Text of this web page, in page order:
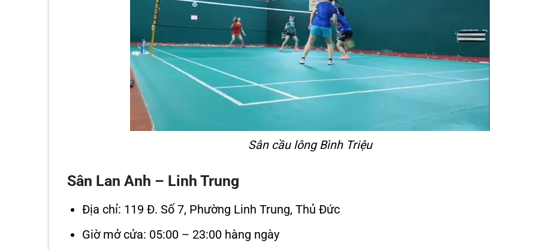
Sân cầu lông Bình Triệu
Sân Lan Anh – Linh Trung
Địa chỉ: 119 Đ. Số 7, Phường Linh Trung, Thủ Đức
Giờ mở cửa: 05:00 – 23:00 hàng ngày